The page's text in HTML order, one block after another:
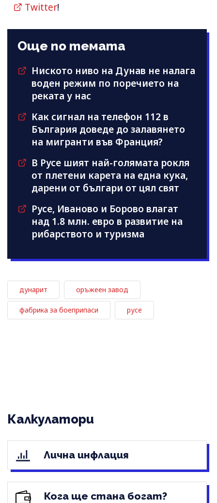
Twitter!
Още по темата
Ниското ниво на Дунав не налага
воден режим по поречието на
реката у нас
Как сигнал на телефон 112 в
България доведе до залавянето
на мигранти във Франция?
В Русе шият най-голямата рокля
от плетени карета на една кука,
дарени от българи от цял свят
Русе, Иваново и Борово влагат
над 1.8 млн. евро в развитие на
рибарството и туризма
дунарит оръжеен завод
фабрика за боеприпаси русе
Калкулатори
Лична инфлация
Кога ще стана богат?